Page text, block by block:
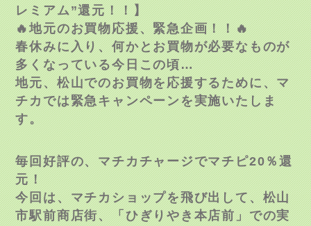
レミアム”還元！！】
🔥地元のお買物応援、緊急企画！！🔥
春休みに入り、何かとお買物が必要なものが
多くなっている今日この頃…
地元、松山でのお買物を応援するために、マ
チカでは緊急キャンペーンを実施いたしま
す。
毎回好評の、マチカチャージでマチピ20％還
元！
今回は、マチカショップを飛び出して、松山
市駅前商店街、「ひぎりやき本店前」での実